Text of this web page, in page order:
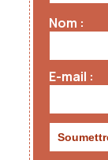
Nom
E-mail